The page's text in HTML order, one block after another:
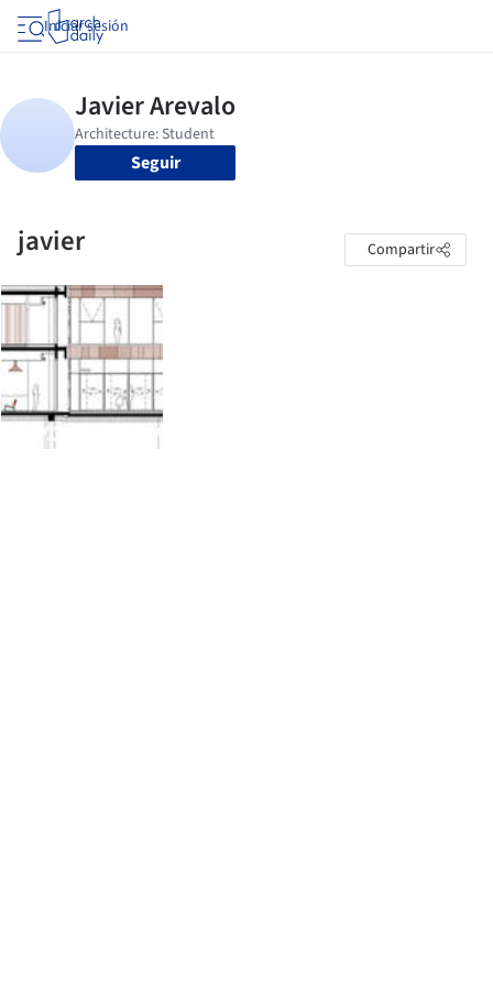
Iniciar sesión
Seguir
javier Compartir